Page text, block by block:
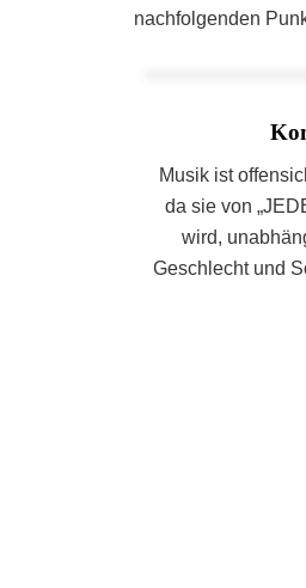
nachfolgenden
Musik ist
da sie von
wird,
Geschlecht und